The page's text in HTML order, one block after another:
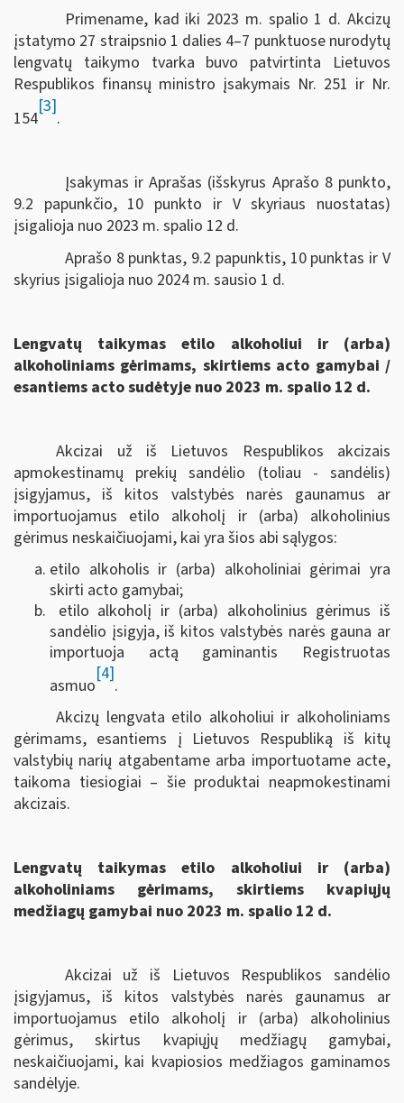
Primename, kad iki 2023 m. spalio 1 d. Akcizų
įstatymo 27 straipsnio 1 dalies 4–7 punktuose nurodytų
lengvatų taikymo tvarka buvo patvirtinta Lietuvos
Respublikos finansų ministro įsakymais Nr. 251 ir Nr.
154
[3]
.
Įsakymas ir Aprašas (išskyrus Aprašo 8 punkto,
9.2 papunkčio, 10 punkto ir V skyriaus nuostatas)
įsigalioja nuo 2023 m. spalio 12 d.
Aprašo 8 punktas, 9.2 papunktis, 10 punktas ir V
skyrius įsigalioja nuo 2024 m. sausio 1 d.
Lengvatų taikymas etilo alkoholiui ir (arba)
alkoholiniams gėrimams, skirtiems acto gamybai /
esantiems acto sudėtyje nuo 2023 m. spalio 12 d.
Akcizai už iš Lietuvos Respublikos akcizais
apmokestinamų prekių sandėlio (toliau - sandėlis)
įsigyjamus, iš kitos valstybės narės gaunamus ar
importuojamus etilo alkoholį ir (arba) alkoholinius
gėrimus neskaičiuojami, kai yra šios abi sąlygos:
etilo alkoholis ir (arba) alkoholiniai gėrimai yra
skirti acto gamybai;
etilo alkoholį ir (arba) alkoholinius gėrimus iš
sandėlio įsigyja, iš kitos valstybės narės gauna ar
importuoja actą gaminantis Registruotas
asmuo
[4]
.
Akcizų lengvata etilo alkoholiui ir alkoholiniams
gėrimams, esantiems į Lietuvos Respubliką iš kitų
valstybių narių atgabentame arba importuotame acte,
taikoma tiesiogiai – šie produktai neapmokestinami
akcizais.
Lengvatų taikymas etilo alkoholiui ir (arba)
alkoholiniams gėrimams, skirtiems kvapiųjų
medžiagų gamybai nuo 2023 m. spalio 12 d.
Akcizai už iš Lietuvos Respublikos sandėlio
įsigyjamus, iš kitos valstybės narės gaunamus ar
importuojamus etilo alkoholį ir (arba) alkoholinius
gėrimus, skirtus kvapiųjų medžiagų gamybai,
neskaičiuojami, kai kvapiosios medžiagos gaminamos
sandėlyje.